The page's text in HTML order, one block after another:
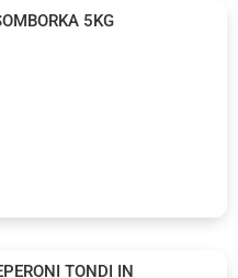
5KG
TONDI IN